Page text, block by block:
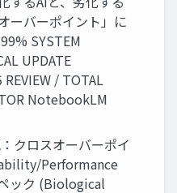
ーバーポイント」に
SYSTEM
UPDATE
REVIEW / TOTAL
NotebookLM
クロスオーバーポイ
Performance
ック (Biological